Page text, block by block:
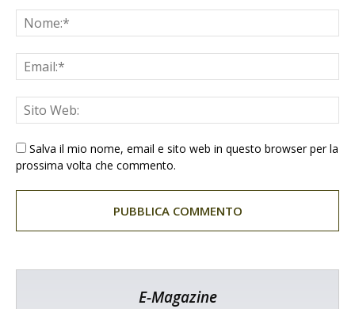
Salva il mio nome, email e sito web in questo browser per la
prossima volta che commento.
E-Magazine